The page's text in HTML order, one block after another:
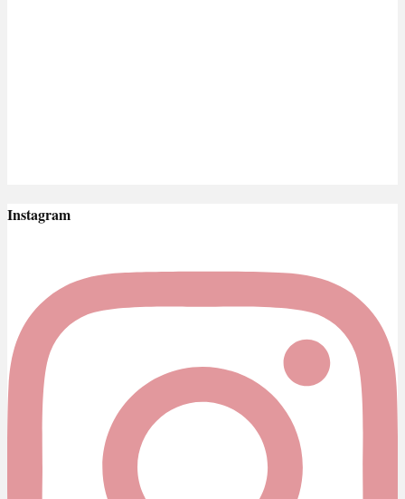
Instagram